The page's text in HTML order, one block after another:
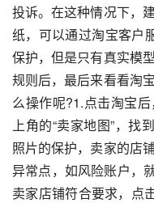
投诉。在这种情况下，
纸，可以通过淘宝客户
保护，但是只有真实模
规则后，最后来看看淘
么操作呢?1.点击淘宝
上角的“卖家地图”，找
照片的保护，卖家的店
异常点，如风险账户，
卖家店铺符合要求，点